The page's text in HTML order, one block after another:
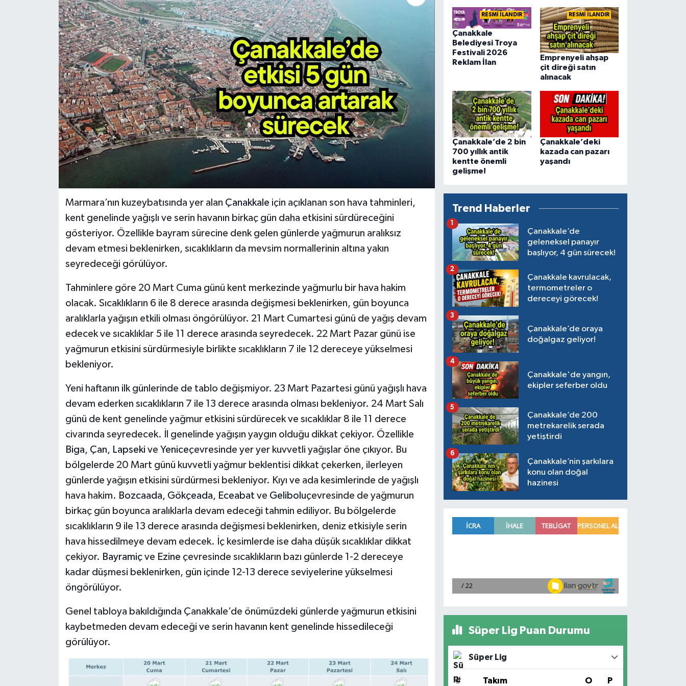
Marmara’nın kuzeybatısında yer alan Çanakkale için açıklanan son hava tahminleri,
kent genelinde yağışlı ve serin havanın birkaç gün daha etkisini sürdüreceğini
gösteriyor. Özellikle bayram sürecine denk gelen günlerde yağmurun aralıksız
devam etmesi beklenirken, sıcaklıkların da mevsim normallerinin altına yakın
seyredeceği görülüyor.
Tahminlere göre 20 Mart Cuma günü kent merkezinde yağmurlu bir hava hakim
olacak. Sıcaklıkların 6 ile 8 derece arasında değişmesi beklenirken, gün boyunca
aralıklarla yağışın etkili olması öngörülüyor. 21 Mart Cumartesi günü de yağış devam
edecek ve sıcaklıklar 5 ile 11 derece arasında seyredecek. 22 Mart Pazar günü ise
yağmurun etkisini sürdürmesiyle birlikte sıcaklıkların 7 ile 12 dereceye yükselmesi
bekleniyor.
Yeni haftanın ilk günlerinde de tablo değişmiyor. 23 Mart Pazartesi günü yağışlı hava
devam ederken sıcaklıkların 7 ile 13 derece arasında olması bekleniyor. 24 Mart Salı
günü de kent genelinde yağmur etkisini sürdürecek ve sıcaklıklar 8 ile 11 derece
civarında seyredecek. İl genelinde yağışın yaygın olduğu dikkat çekiyor. Özellikle
Biga, Çan, Lapseki ve Yeniceçevresinde yer yer kuvvetli yağışlar öne çıkıyor. Bu
bölgelerde 20 Mart günü kuvvetli yağmur beklentisi dikkat çekerken, ilerleyen
günlerde yağışın etkisini sürdürmesi bekleniyor. Kıyı ve ada kesimlerinde de yağışlı
hava hakim. Bozcaada, Gökçeada, Eceabat ve Geliboluçevresinde de yağmurun
birkaç gün boyunca aralıklarla devam edeceği tahmin ediliyor. Bu bölgelerde
sıcaklıkların 9 ile 13 derece arasında değişmesi beklenirken, deniz etkisiyle serin
hava hissedilmeye devam edecek. İç kesimlerde ise daha düşük sıcaklıklar dikkat
çekiyor. Bayramiçve Ezine çevresinde sıcaklıkların bazı günlerde 1-2 dereceye
kadar düşmesi beklenirken, gün içinde 12-13 derece seviyelerine yükselmesi
öngörülüyor.
Genel tabloya bakıldığında Çanakkale’de önümüzdeki günlerde yağmurun etkisini
kaybetmeden devam edeceği ve serin havanın kent genelinde hissedileceği
görülüyor.
RESMİ İLANDIR
Çanakkale
Belediyesi Troya
Festivali 2026
Reklam İlan
RESMİ İLANDIR
Emprenyeli ahşap
çit direği satın
alınacak
Çanakkale’de 2 bin
700 yıllık antik
kentte önemli
gelişme!
Çanakkale’deki
kazada can pazarı
yaşandı
Trend Haberler
Çanakkale’de
geleneksel panayır
başlıyor, 4 gün sürecek!
1
Çanakkale kavrulacak,
termometreler o
dereceyi görecek!
2
Çanakkale’de oraya
doğalgaz geliyor!
3
Çanakkale'de yangın,
ekipler seferber oldu
4
Çanakkale’de 200
metrekarelik serada
yetiştirdi
5
Çanakkale’nin şarkılara
konu olan doğal
hazinesi
6
Süper Lig Puan Durumu
Süper Lig
# Takım O P